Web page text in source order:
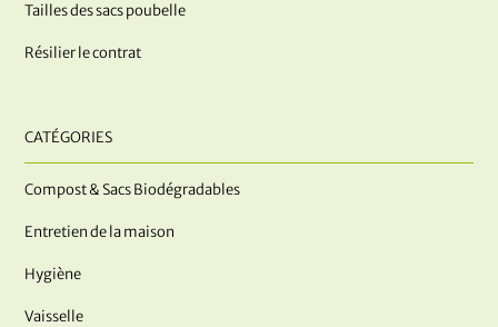
Tailles des sacs poubelle
Résilier le contrat
CATÉGORIES
Compost & Sacs Biodégradables
Entretien de la maison
Hygiène
Vaisselle